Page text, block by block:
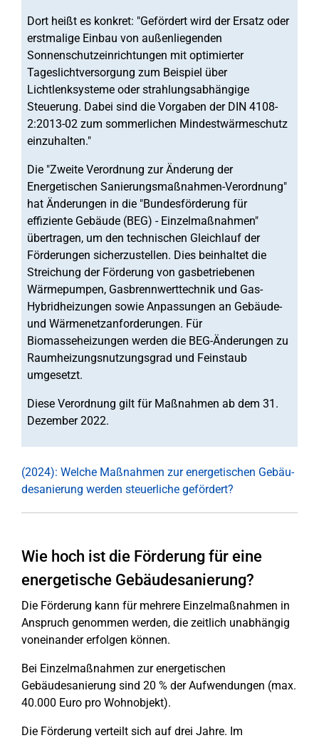
Dort heißt es konkret: "Gefördert wird der Ersatz oder
erstmalige Einbau von außenliegenden
Sonnenschutzeinrichtungen mit optimierter
Tageslichtversorgung zum Beispiel über
Lichtlenksysteme oder strahlungsabhängige
Steuerung. Dabei sind die Vorgaben der DIN 4108-
2:2013-02 zum sommerlichen Mindestwärmeschutz
einzuhalten."
Die "Zweite Verordnung zur Änderung der
Energetischen Sanierungsmaßnahmen-Verordnung"
hat Änderungen in die "Bundesförderung für
effiziente Gebäude (BEG) - Einzelmaßnahmen"
übertragen, um den technischen Gleichlauf der
Förderungen sicherzustellen. Dies beinhaltet die
Streichung der Förderung von gasbetriebenen
Wärmepumpen, Gasbrennwerttechnik und Gas-
Hybridheizungen sowie Anpassungen an Gebäude-
und Wärmenetzanforderungen. Für
Biomasseheizungen werden die BEG-Änderungen zu
Raumheizungsnutzungsgrad und Feinstaub
umgesetzt.
Diese Verordnung gilt für Maßnahmen ab dem 31.
Dezember 2022.
(2024): Welche Maßnahmen zur ener­ge­ti­schen Ge­bäu­
des­a­nie­run­g werden steu­er­li­che gefördert?
Wie hoch ist die Förderung für eine
energetische Gebäudesanierung?
Die Förderung kann für mehrere Einzelmaßnahmen in
Anspruch genommen werden, die zeitlich unabhängig
voneinander erfolgen können.
Bei Einzelmaßnahmen zur energetischen
Gebäudesanierung sind 20 % der Aufwendungen (max.
40.000 Euro pro Wohnobjekt).
Die Förderung verteilt sich auf drei Jahre. Im